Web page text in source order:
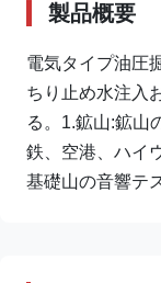
製品概要
電気タイプ油圧
ちり止め水注入
る。1.鉱山:鉱山
鉄、空港、ハイ
基礎山の音響テ